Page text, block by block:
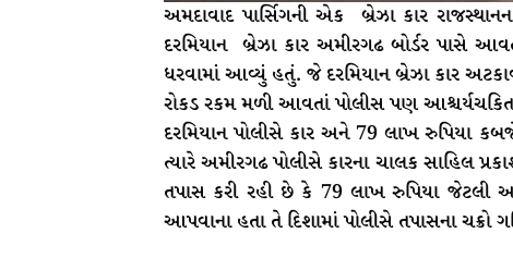
અમદાવાદ પાર્સિગની એક બ્રેઝા કાર
દરમિયાન બ્રેઝા કાર અમીરગઢ બોર્ડર પાસે
ધરવામાં આવ્યું હતું. જે દરમિયાન બ્રેઝા કાર
રોકડ રકમ મળી આવતાં પોલીસ પણ
દરમિયાન પોલીસે કાર અને 79 લાખ રુપિયા
ત્યારે અમીરગઢ પોલીસે કારના ચાલક સાહિલ
તપાસ કરી રહી છે કે 79 લાખ રુપિયા જેટલી
આપવાના હતા તે દિશામાં પોલીસે તપાસના ચક્રો